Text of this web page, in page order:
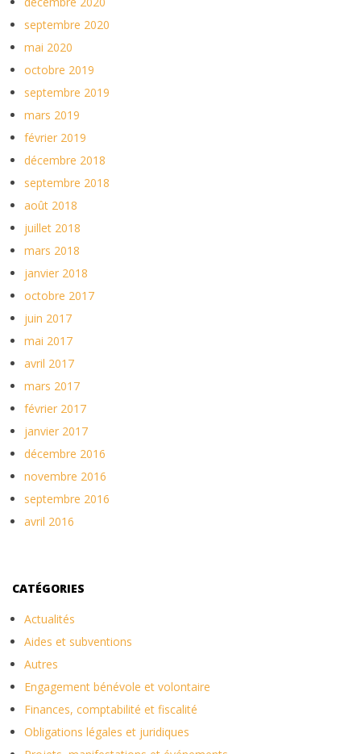
septembre 2020
mai 2020
octobre 2019
septembre 2019
mars 2019
février 2019
décembre 2018
septembre 2018
août 2018
juillet 2018
mars 2018
janvier 2018
octobre 2017
juin 2017
mai 2017
avril 2017
mars 2017
février 2017
janvier 2017
décembre 2016
novembre 2016
septembre 2016
avril 2016
CATÉGORIES
Actualités
Aides et subventions
Autres
Engagement bénévole et volontaire
Finances, comptabilité et fiscalité
Obligations légales et juridiques